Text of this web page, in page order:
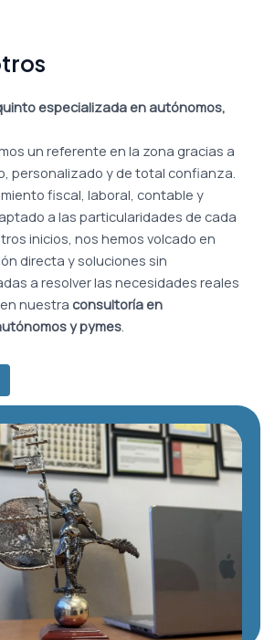
especializada en autónomos,
un referente en la zona gracias a
personalizado y de total confianza.
fiscal, laboral, contable y
a las particularidades de cada
inicios, nos hemos volcado en
directa y soluciones sin
a resolver las necesidades reales
nuestra consultoría en
y pymes.